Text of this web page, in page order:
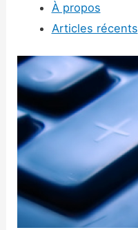
À propos
Articles récents